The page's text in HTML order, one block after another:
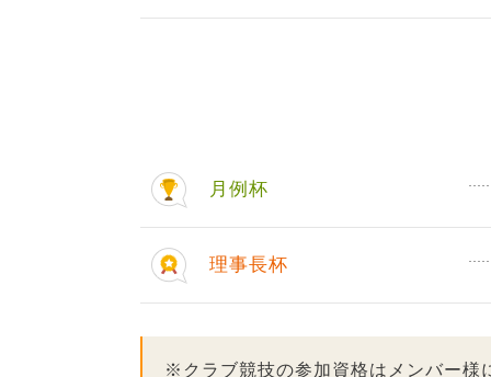
月例杯
理事長杯
※クラブ競技の参加資格はメンバー様